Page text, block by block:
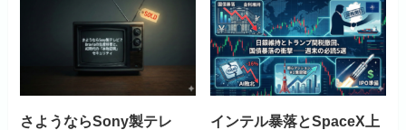
さようならSony製テレ
インテル暴落とSpaceX上